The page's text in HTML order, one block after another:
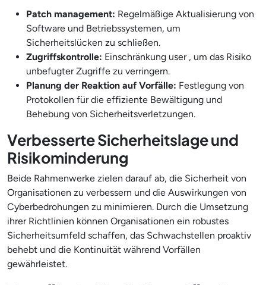
Patch management: Regelmäßige Aktualisierung von
Software und Betriebssystemen, um
Sicherheitslücken zu schließen.
Zugriffskontrolle: Einschränkung user , um das Risiko
unbefugter Zugriffe zu verringern.
Planung der Reaktion auf Vorfälle: Festlegung von
Protokollen für die effiziente Bewältigung und
Behebung von Sicherheitsverletzungen.
Verbesserte Sicherheitslage und
Risikominderung
Beide Rahmenwerke zielen darauf ab, die Sicherheit von
Organisationen zu verbessern und die Auswirkungen von
Cyberbedrohungen zu minimieren. Durch die Umsetzung
ihrer Richtlinien können Organisationen ein robustes
Sicherheitsumfeld schaffen, das Schwachstellen proaktiv
behebt und die Kontinuität während Vorfällen
gewährleistet.